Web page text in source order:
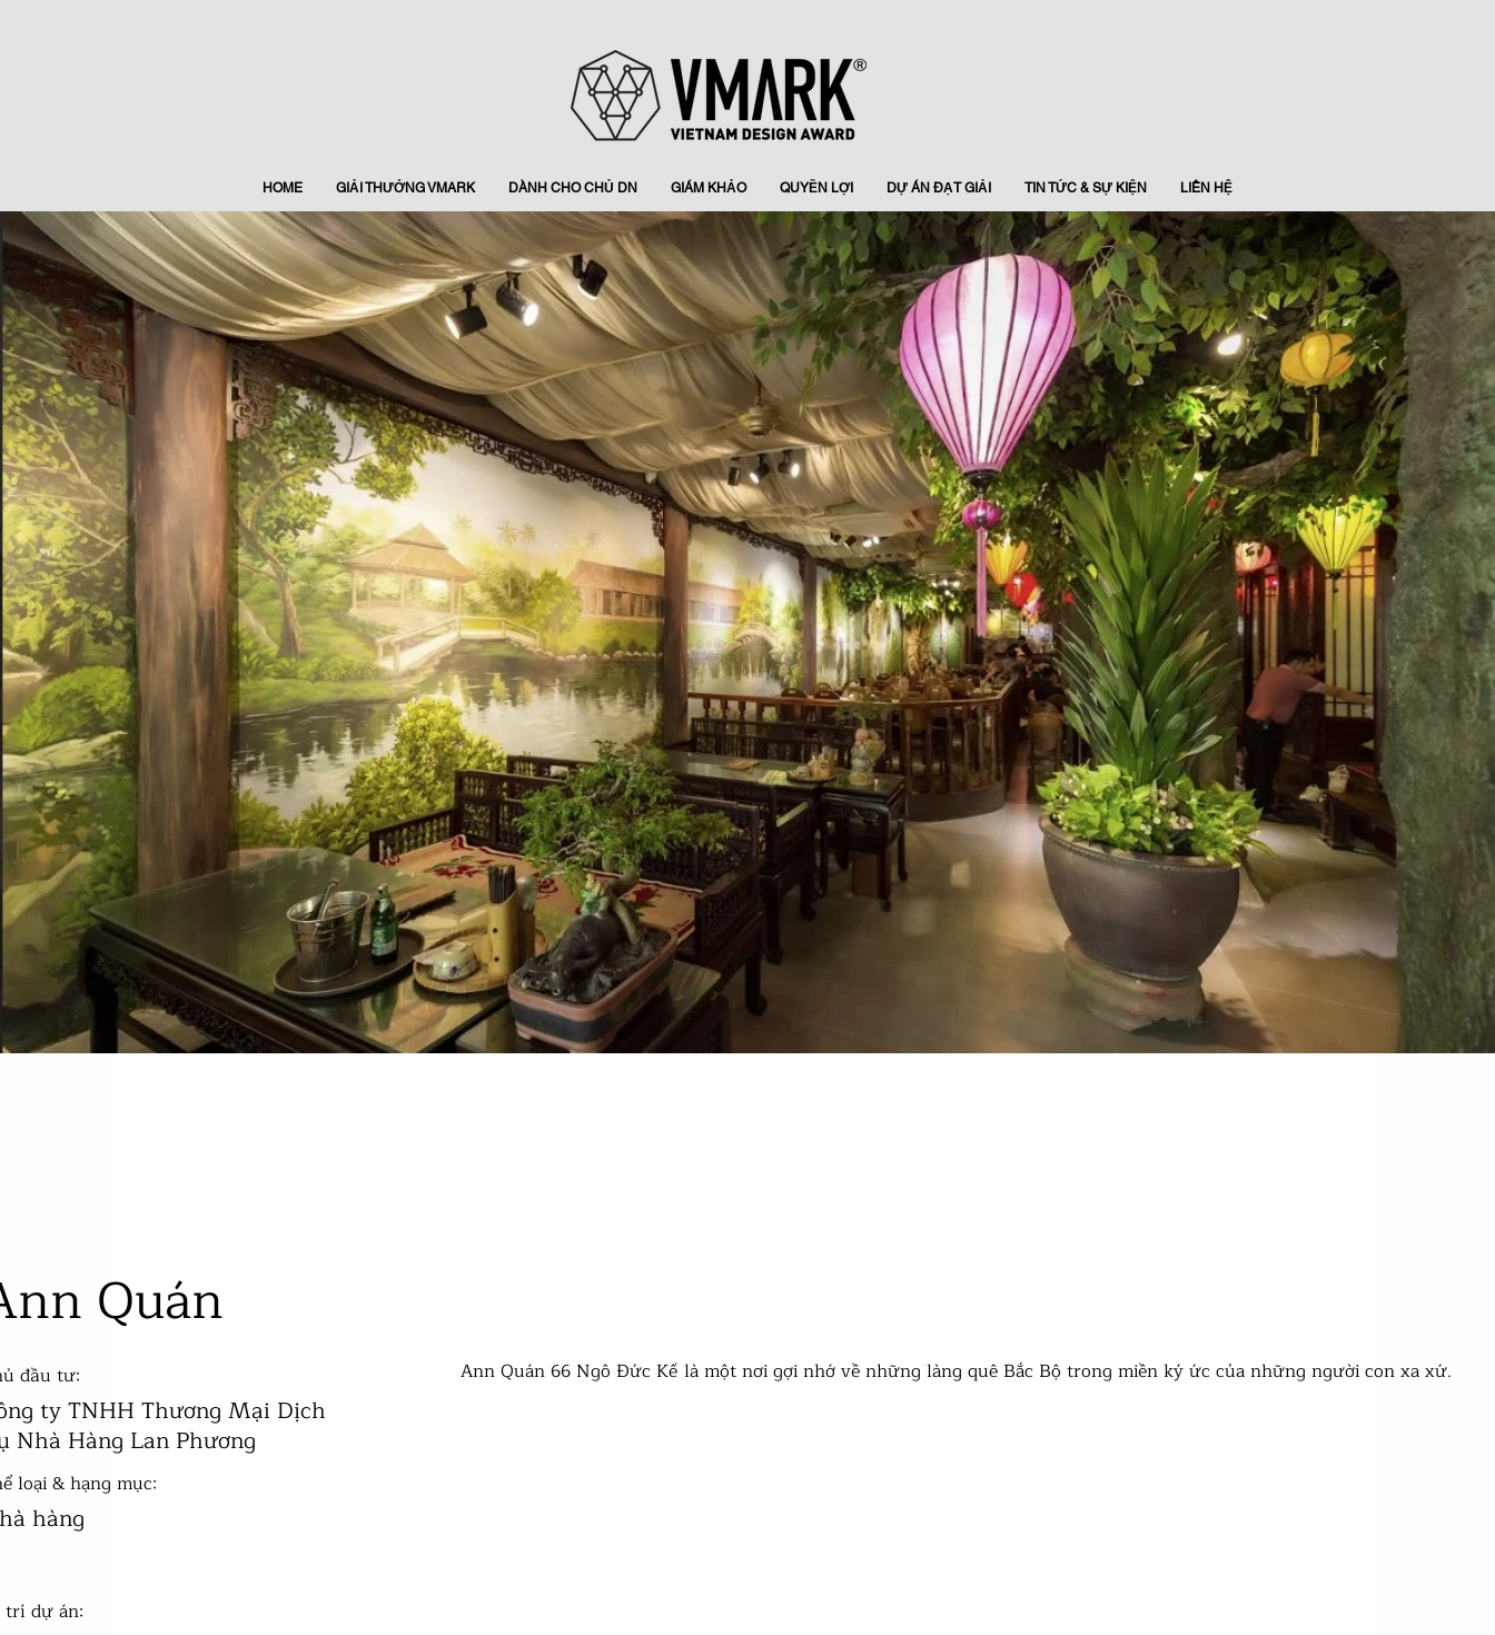
HOME GIẢI THƯỞNG VMARK DÀNH CHO CHỦ DN GIÁM KHẢO QUYỀN LỢI DỰ ÁN ĐẠT GIẢI TIN TỨC & SỰ KIỆN LIÊN HỆ
AWARD
AWARD
Quán
đầu tư:
ty TNHH Thương Mại Dịch
Nhà Hàng Lan Phương
loại & hạng mục:
hàng
Ann Quán 66 Ngô Đức Kế là một nơi gợi nhớ về những làng quê Bắc Bộ trong miền ký ức của những người con xa xứ.
dự án: